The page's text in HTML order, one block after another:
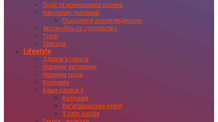
Події та кримінальна хроніка
Навчальні програми
Психологія взаємовідносин
Автомобіль та суспільство
Театр
Пригоди
Lifestyle
Здоровʼя і краса
Новинки авторинку
Новинки моди
Кулінарія
Ваше здоровʼя
Кулінарія
Вегетаріанська кухня
У світі напоїв